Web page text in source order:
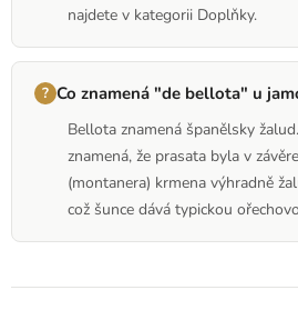
najdete v kategorii Doplňky.
Co znamená "de bellota" u
Bellota znamená španělsky
znamená, že prasata byla v
(montanera) krmena výhradně
což šunce dává typickou